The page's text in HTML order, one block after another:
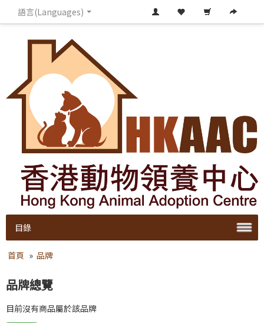
語言(Languages)
目錄
首頁 » 品牌
品牌總覽
目前沒有商品屬於該品牌